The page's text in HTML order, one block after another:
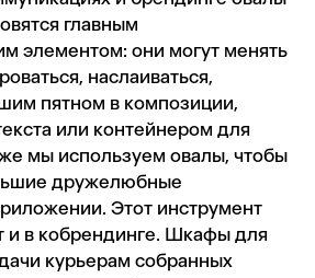
главным
элементом: они могут менять
наслаиваться,
пятном в композиции,
или контейнером для
мы используем овалы, чтобы
дружелюбные
Этот инструмент
и в кобрендинге. Шкафы для
курьерам собранных